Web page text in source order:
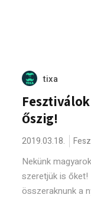
tixa
őszig!
2019.03.18.
Nekünk
szeretjük is őket!
összeraknunk a